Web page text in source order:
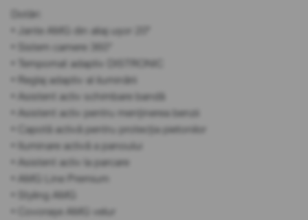
Dotări:
• Jante AMG din aliaj ușor 20"
• Sistem camere 360°
• Tempomat adaptiv DISTRONIC
• Reglaj adaptiv al iluminării
• Asistent activ schimbare bandă
• Asistent activ pentru menținerea benzii
• Capotă activă pentru protecția pietonilor
• Iluminare activă a panoului
• Asistent activ la parcare
• AMG Line Premium
• Styling AMG
• Covorașe AMG velur